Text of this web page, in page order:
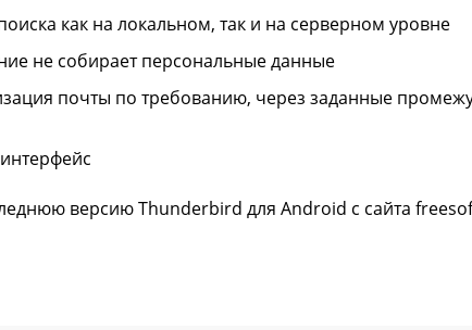
как на локальном, так и на серверном уровне
не собирает персональные данные
почты по требованию, через заданные
версию Thunderbird для Android с сайта